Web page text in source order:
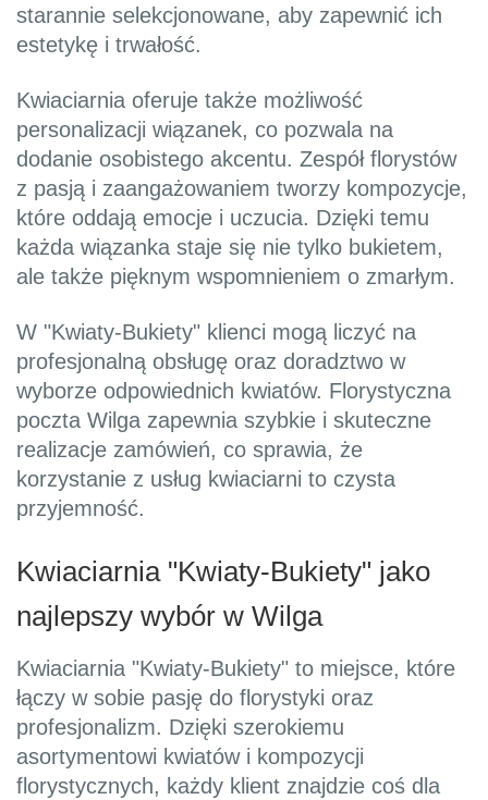
starannie selekcjonowane, aby zapewnić ich
estetykę i trwałość.
Kwiaciarnia oferuje także możliwość
personalizacji wiązanek, co pozwala na
dodanie osobistego akcentu. Zespół florystów
z pasją i zaangażowaniem tworzy kompozycje,
które oddają emocje i uczucia. Dzięki temu
każda wiązanka staje się nie tylko bukietem,
ale także pięknym wspomnieniem o zmarłym.
W "Kwiaty-Bukiety" klienci mogą liczyć na
profesjonalną obsługę oraz doradztwo w
wyborze odpowiednich kwiatów. Florystyczna
poczta Wilga zapewnia szybkie i skuteczne
realizacje zamówień, co sprawia, że
korzystanie z usług kwiaciarni to czysta
przyjemność.
Kwiaciarnia "Kwiaty-Bukiety" jako
najlepszy wybór w Wilga
Kwiaciarnia "Kwiaty-Bukiety" to miejsce, które
łączy w sobie pasję do florystyki oraz
profesjonalizm. Dzięki szerokiemu
asortymentowi kwiatów i kompozycji
florystycznych, każdy klient znajdzie coś dla